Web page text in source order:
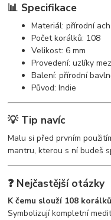
📊 Specifikace
Materiál: přírodní
Počet korálků: 108
Velikost: 6 mm
Provedení: uzlíky
Balení: přírodní
Původ: Indie
💡 Tip navíc
Malu si před prvním
mantru, kterou s ní budeš
❓ Nejčastější otázky
K čemu slouží 108
Symbolizují kompletní